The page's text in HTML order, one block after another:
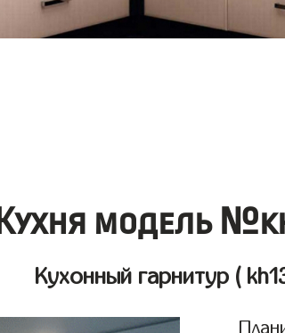
Кухня модель
Кухонный гарнитур (